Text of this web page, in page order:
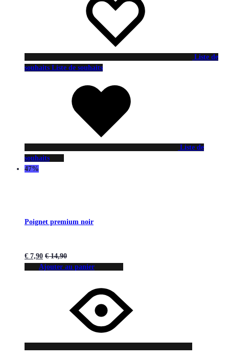
Liste de
souhaits Liste de souhaits
Liste de
souhaits
47%
Poignet premium noir
€ 7,90 €14,90
Ajouter au panier